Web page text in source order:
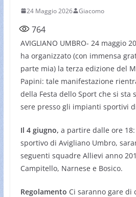
24 Maggio 2026 Giacomo
764
AVIGLIANO UMBRO- 24 maggio
ha organizzato (con immensa
parte mia) la terza edizione del
Papini: tale manifestazione
della Festa dello Sport che si sta
sere presso gli impianti sportivi
Il 4 giugno, a partire dalle ore
sportivo di Avigliano Umbro,
seguenti squadre Allievi anno
Campitello, Narnese e Bosico.
Regolamento Ci saranno gare di